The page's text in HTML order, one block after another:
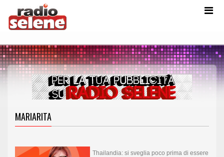
MARIARITA
Thailandia: si sveglia poco prima di essere